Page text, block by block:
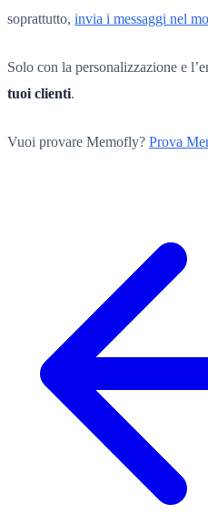
soprattutto, invia i messaggi nel
Solo con la personalizzazione e
tuoi clienti.
Vuoi provare Memofly? Prova